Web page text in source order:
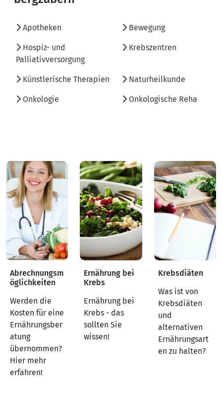
Apotheken Bewegung
Hospiz- und
Palliativversorgung
Krebszentren
Künstlerische Therapien Naturheilkunde
Onkologie Onkologische Reha
Abrechnungsm
öglichkeiten
Werden die
Kosten für eine
Ernährungsber
atung
übernommen?
Hier mehr
erfahren!
Ernährung bei
Krebs
Ernährung bei
Krebs - das
sollten Sie
wissen!
Krebsdiäten
Was ist von
Krebsdiäten
und
alternativen
Ernährungsart
en zu halten?